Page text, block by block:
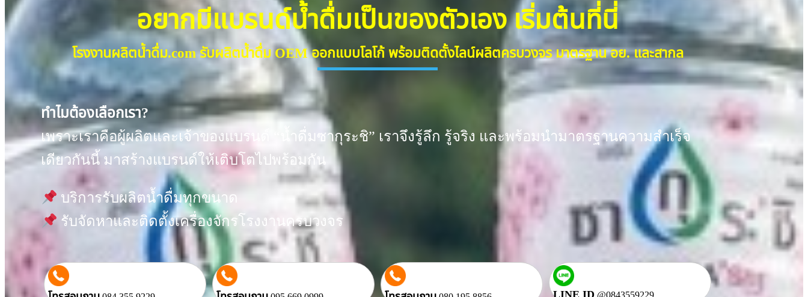
อยากมีแบรนด์น้ำดื่มเป็นของตัวเอง เริ่มต้นที่นี่
โรงงานผลิตน้ำดื่ม.com รับผลิตน้ำดื่ม OEM ออกแบบโลโก้ พร้อมติดตั้งไลน์ผลิตครบวงจร มาตรฐาน อย. และสากล
ทำไมต้องเลือกเรา?
เพราะเราคือผู้ผลิตและเจ้าของแบรนด์ “น้ำดื่มซากุระชิ” เราจึงรู้ลึก รู้จริง และพร้อมนำมาตรฐานความสำเร็จ
เดียวกันนี้ มาสร้างแบรนด์ให้เติบโตไปพร้อมกัน
บริการรับผลิตน้ำดื่มทุกขนาด
รับจัดหาและติดตั้งเครื่องจักรโรงงานครบวงจร